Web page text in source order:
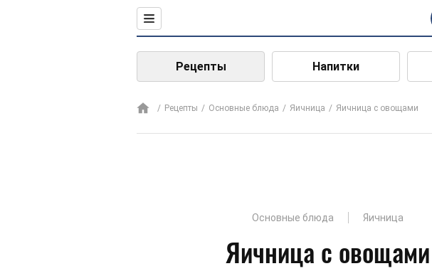
Рецепты Напитки
Рецепты Основные блюда Яичница Яичница с овощами
Основные блюда Яичница
Яичница с овощами